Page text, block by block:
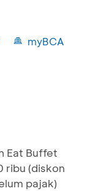
myBCA
Eat Buffet
ribu (diskon
pajak)